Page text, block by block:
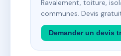
Ravalement, toiture,
communes. Devis
Demander un devis